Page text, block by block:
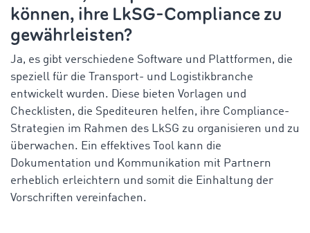
können, ihre LkSG-Compliance zu
gewährleisten?
Ja, es gibt verschiedene Software und Plattformen, die
speziell für die Transport- und Logistikbranche
entwickelt wurden. Diese bieten Vorlagen und
Checklisten, die Spediteuren helfen, ihre Compliance-
Strategien im Rahmen des LkSG zu organisieren und zu
überwachen. Ein effektives Tool kann die
Dokumentation und Kommunikation mit Partnern
erheblich erleichtern und somit die Einhaltung der
Vorschriften vereinfachen.